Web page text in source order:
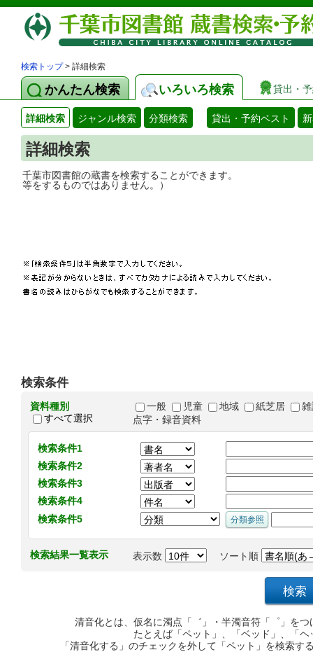
検索トップ> 詳細検索
かんたん検索 いろいろ検索 貸出・
詳細検索 ジャンル検索 分類検索 貸出・予約ベスト
詳細検索
千葉市図書館の蔵書を検索することがで
等をするものではありません。）
検索条件
資料種別
すべて選択
一般 児童 地域 紙芝居
点字・録音資料
検索条件1
検索条件2
検索条件3
検索条件4
検索条件5
検索結果一覧表示 表示数 ソート順
清音化とは、仮名に濁点「゛」・半濁音符「゜」を
たとえば「ペット」、「ベッド」、「
「清音化する」のチェックを外して「ペット」を検索